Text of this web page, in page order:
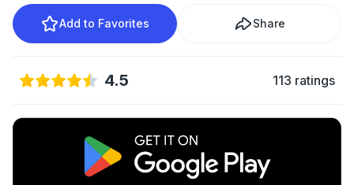
Add to Favorites Share
4.5 113 ratings